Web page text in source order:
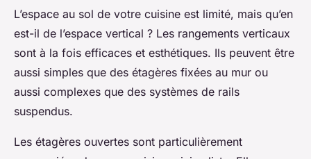
L’espace au sol de votre cuisine est limité, mais qu’en
est-il de l’espace vertical ? Les rangements verticaux
sont à la fois efficaces et esthétiques. Ils peuvent être
aussi simples que des étagères fixées au mur ou
aussi complexes que des systèmes de rails
suspendus.
Les étagères ouvertes sont particulièrement